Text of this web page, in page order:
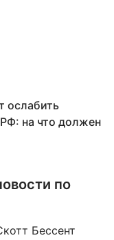
ослабить
на что должен
по
Бессент